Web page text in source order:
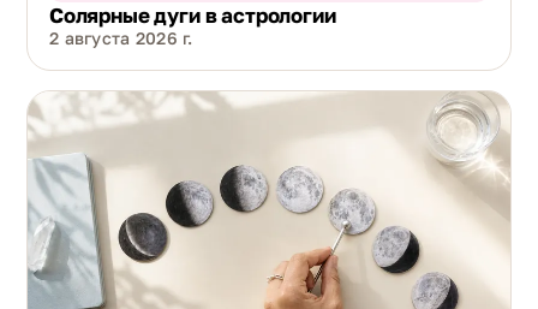
Солярные дуги в астрологии
2 августа 2026 г.